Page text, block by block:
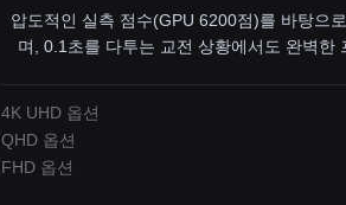
압도적인 실측 점수(GPU 6200점)를 바탕으
며, 0.1초를 다투는 교전 상황에서도 완벽한
4K UHD 옵션
QHD 옵션
FHD 옵션